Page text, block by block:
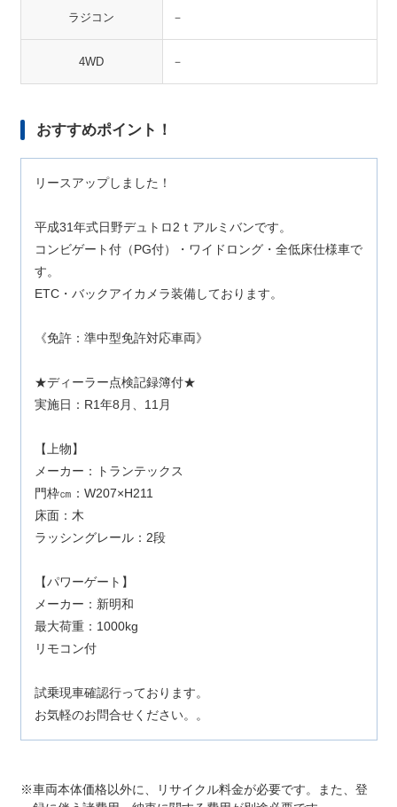
ラジコン －
4WD －
おすすめポイント！
リースアップしました！
平成31年式日野デュトロ2ｔアルミバンです。
コンビゲート付（PG付）・ワイドロング・全低床仕様車で
す。
ETC・バックアイカメラ装備しております。
《免許：準中型免許対応車両》
★ディーラー点検記録簿付★
実施日：R1年8月、11月
【上物】
メーカー：トランテックス
門枠㎝：W207×H211
床面：木
ラッシングレール：2段
【パワーゲート】
メーカー：新明和
最大荷重：1000kg
リモコン付
試乗現車確認行っております。
お気軽のお問合せください。。
車両本体価格以外に、リサイクル料金が必要です。また、登